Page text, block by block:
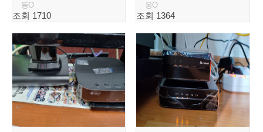
동O
조회 1710
웅O
조회 1364